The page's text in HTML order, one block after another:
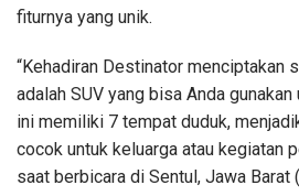
fiturnya yang unik.
“Kehadiran Destinator menciptakan
adalah SUV yang bisa Anda
ini memiliki 7 tempat duduk,
cocok untuk keluarga atau kegiatan
saat berbicara di Sentul, Jawa Barat